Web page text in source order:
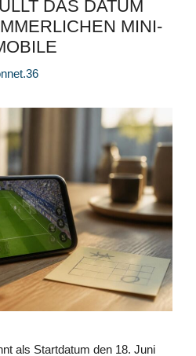
DAS DATUM
MINI-
als Startdatum den 18. Juni